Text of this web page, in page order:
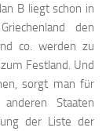
B liegt schon in
den
co. werden zu
Festland. Und
sorgt man für
Staaten
der Liste der